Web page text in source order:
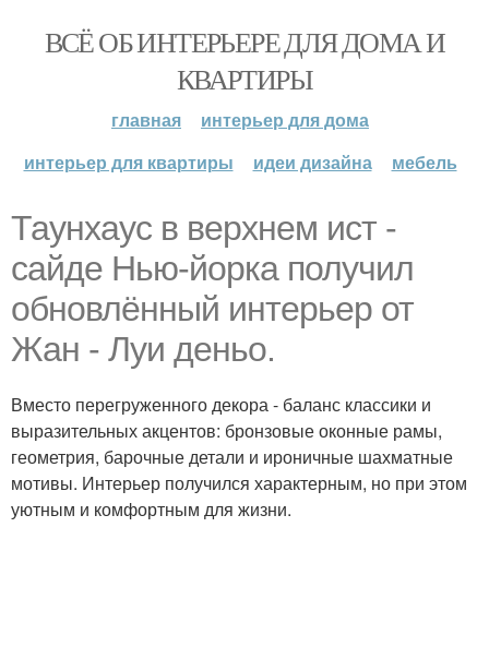
ВСЁ ОБ ИНТЕРЬЕРЕ ДЛЯ ДОМА И
КВАРТИРЫ
главная
интерьер для дома
интерьер для квартиры
идеи дизайна мебель
Таунхаус в верхнем ист -
сайде Нью-йорка получил
обновлённый интерьер от
Жан - Луи деньо.
Вместо перегруженного декора - баланс классики и
выразительных акцентов: бронзовые оконные рамы,
геометрия, барочные детали и ироничные шахматные
мотивы. Интерьер получился характерным, но при этом
уютным и комфортным для жизни.